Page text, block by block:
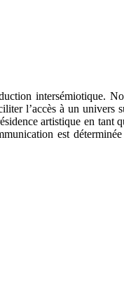
intersémiotique.
l’accès à un univers
artistique en
est